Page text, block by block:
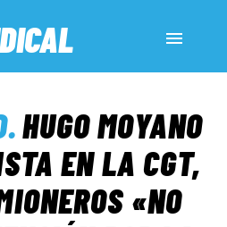
.HUGO MOYANO
EN LA CGT,
«NO